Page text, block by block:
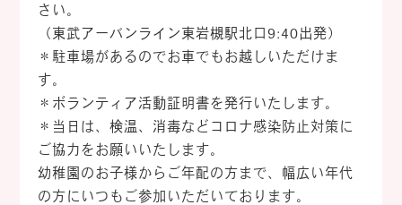
さい。
（東武アーバンライン東岩槻駅北口9:40出発）
＊駐車場があるのでお車でもお越しいただけま
す。
＊ボランティア活動証明書を発行いたします。
＊当日は、検温、消毒などコロナ感染防止対策に
ご協力をお願いいたします。
幼稚園のお子様からご年配の方まで、幅広い年代
の方にいつもご参加いただいております。